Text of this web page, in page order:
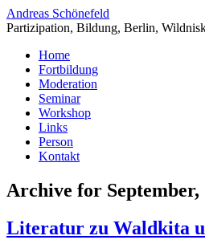
Andreas Schönefeld
Partizipation, Bildung, Berlin,
Home
Fortbildung
Moderation
Seminar
Workshop
Links
Person
Kontakt
Archive for September,
Literatur zu Waldkita